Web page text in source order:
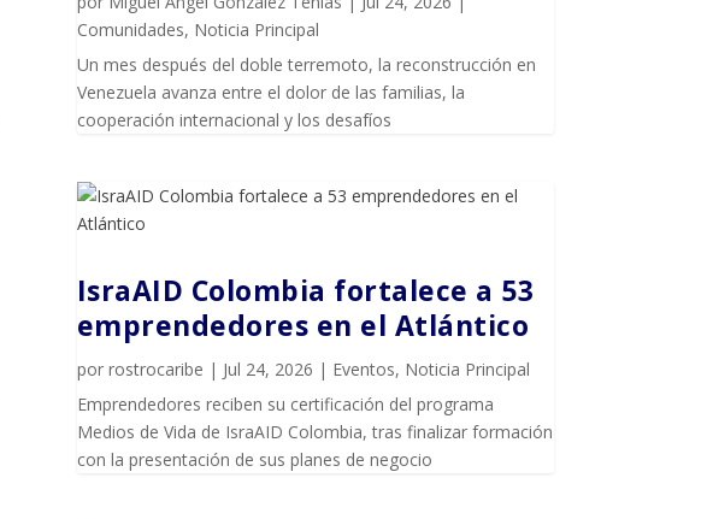
Comunidades, Noticia Principal
Un mes después del doble terremoto, la reconstrucción en
Venezuela avanza entre el dolor de las familias, la
cooperación internacional y los desafíos
IsraAID Colombia fortalece a 53
emprendedores en el Atlántico
por rostrocaribe | Jul 24, 2026 | Eventos, Noticia Principal
Emprendedores reciben su certificación del programa
Medios de Vida de IsraAID Colombia, tras finalizar formación
con la presentación de sus planes de negocio